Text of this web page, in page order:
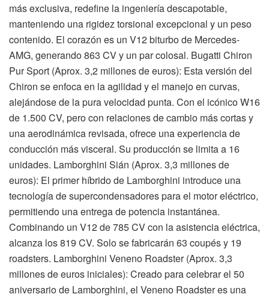
más exclusiva, redefine la ingeniería descapotable,
manteniendo una rigidez torsional excepcional y un peso
contenido. El corazón es un V12 biturbo de Mercedes-
AMG, generando 863 CV y un par colosal. Bugatti Chiron
Pur Sport (Aprox. 3,2 millones de euros): Esta versión del
Chiron se enfoca en la agilidad y el manejo en curvas,
alejándose de la pura velocidad punta. Con el icónico W16
de 1.500 CV, pero con relaciones de cambio más cortas y
una aerodinámica revisada, ofrece una experiencia de
conducción más visceral. Su producción se limita a 16
unidades. Lamborghini Sián (Aprox. 3,3 millones de
euros): El primer híbrido de Lamborghini introduce una
tecnología de supercondensadores para el motor eléctrico,
permitiendo una entrega de potencia instantánea.
Combinando un V12 de 785 CV con la asistencia eléctrica,
alcanza los 819 CV. Solo se fabricarán 63 coupés y 19
roadsters. Lamborghini Veneno Roadster (Aprox. 3,3
millones de euros iniciales): Creado para celebrar el 50
aniversario de Lamborghini, el Veneno Roadster es una